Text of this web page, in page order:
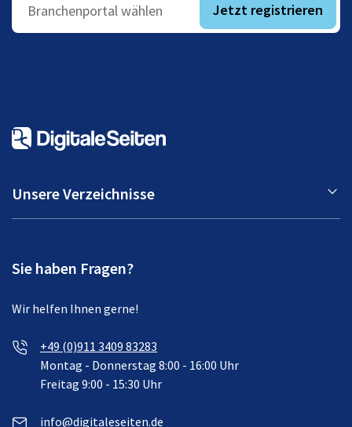
Branchenportal wählen Jetzt registrieren
Unsere Verzeichnisse
Sie haben Fragen?
Wir helfen Ihnen gerne!
+49 (0)911 3409 83283
Montag - Donnerstag 8:00 - 16:00 Uhr
Freitag 9:00 - 15:30 Uhr
info@digitaleseiten.de